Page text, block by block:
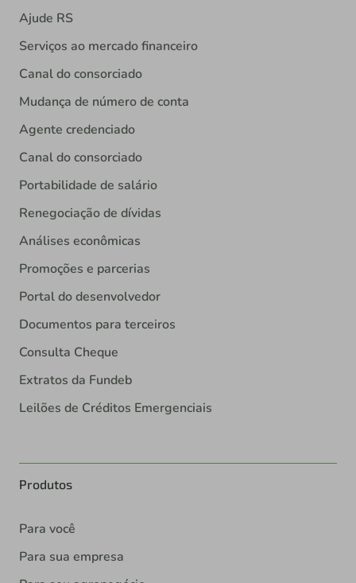
Ajude RS
Serviços ao mercado financeiro
Canal do consorciado
Mudança de número de conta
Agente credenciado
Canal do consorciado
Portabilidade de salário
Renegociação de dívidas
Análises econômicas
Promoções e parcerias
Portal do desenvolvedor
Documentos para terceiros
Consulta Cheque
Extratos da Fundeb
Leilões de Créditos Emergenciais
Produtos
Para você
Para sua empresa